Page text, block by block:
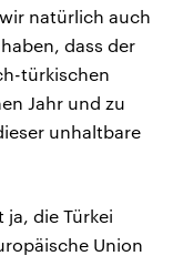
natürlich auch
dass der
türkischen
Jahr und zu
unhaltbare
ja, die Türkei
Union